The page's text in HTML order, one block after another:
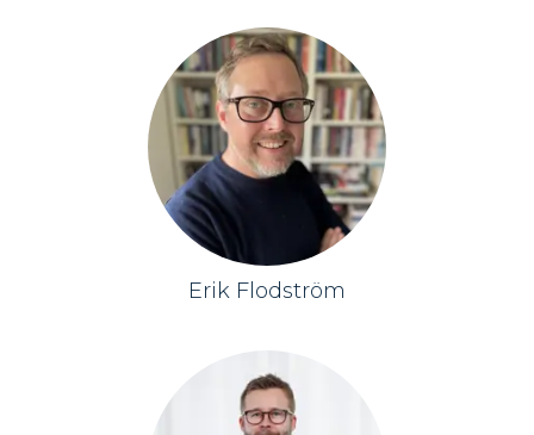
Erik Flodström